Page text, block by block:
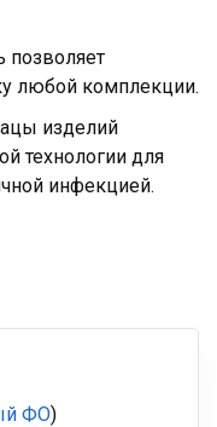
позволяет
любой комплекции.
изделий
технологии для
инфекцией.
ФО)